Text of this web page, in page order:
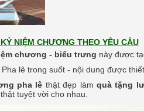
NIỆM CHƯƠNG THEO YÊU CẦU
chương - biểu trưng này được
lê trong suốt - nội dung được
pha lê thật đẹp làm quà tặng
tuyệt vời cho nhau.